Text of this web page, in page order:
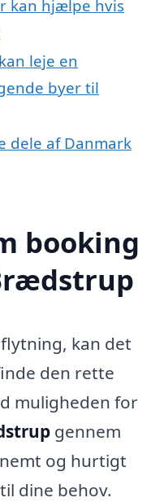
kan hjælpe hvis
leje en
byer til
dele af Danmark
booking
kan det
den rette
muligheden for
gennem
og hurtigt
dine behov.